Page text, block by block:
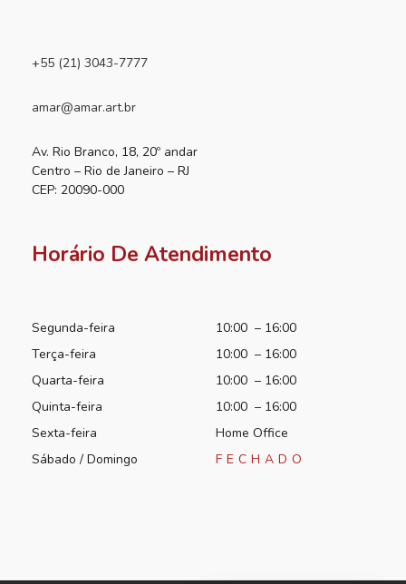
+55 (21) 3043-7777
amar@amar.art.br
Av. Rio Branco, 18, 20º andar
Centro – Rio de Janeiro – RJ
CEP: 20090-000
Horário De Atendimento
Segunda-feira
10:00 – 16:00
Terça-feira
10:00 – 16:00
Quarta-feira
10:00 – 16:00
Quinta-feira
10:00 – 16:00
Sexta-feira
Home Office
Sábado / Domingo
FECHADO